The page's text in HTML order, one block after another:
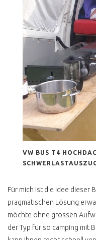
VW BUS T4
Für mich ist die Idee dieser
pragmatischen Lösung
möchte ohne grossen
der Typ für so camping mit